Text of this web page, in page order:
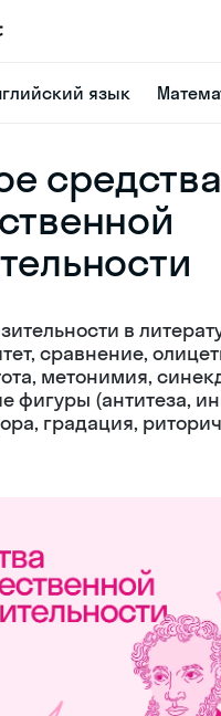
язык
средства
в
сравнение,
метонимия,
фигуры (антитеза,
градация,